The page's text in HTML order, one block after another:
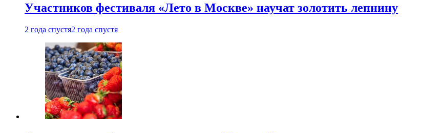
Участников фестиваля «Лето в Москве» научат золотить лепнину
2 года спустя2 года спустя